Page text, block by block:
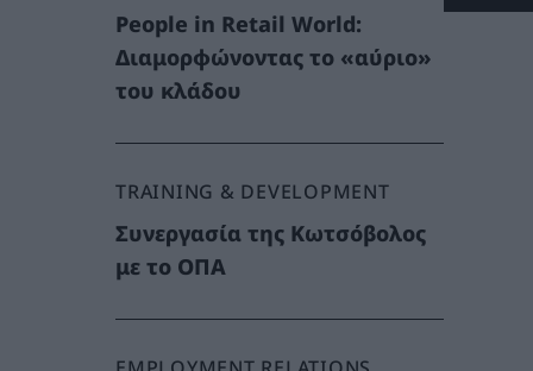
People in Retail World:
Διαμορφώνοντας το «αύριο»
του κλάδου
TRAINING & DEVELOPMENT
Συνεργασία της Κωτσόβολος
με το ΟΠΑ